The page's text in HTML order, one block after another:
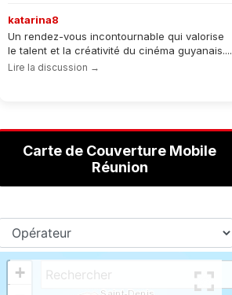
katarina8
Un rendez-vous incontournable qui valorise
le talent et la créativité du cinéma guyanais....
Lire la discussion →
Carte de Couverture Mobile
Réunion